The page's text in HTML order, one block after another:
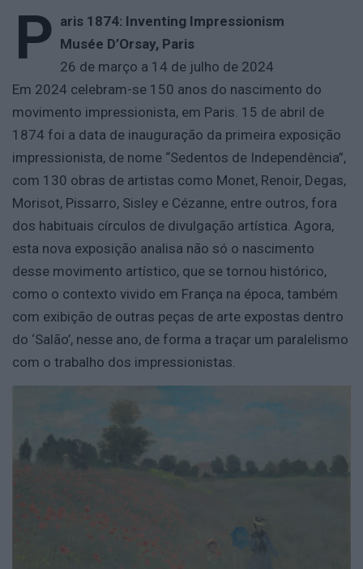
P aris 1874: Inventing Impressionism
Musée D’Orsay, Paris
26 de março a 14 de julho de 2024
Em 2024 celebram-se 150 anos do nascimento do
movimento impressionista, em Paris. 15 de abril de
1874 foi a data de inauguração da primeira exposição
impressionista, de nome “Sedentos de Independência”,
com 130 obras de artistas como Monet, Renoir, Degas,
Morisot, Pissarro, Sisley e Cézanne, entre outros, fora
dos habituais círculos de divulgação artística. Agora,
esta nova exposição analisa não só o nascimento
desse movimento artístico, que se tornou histórico,
como o contexto vivido em França na época, também
com exibição de outras peças de arte expostas dentro
do ‘Salão’, nesse ano, de forma a traçar um paralelismo
com o trabalho dos impressionistas.